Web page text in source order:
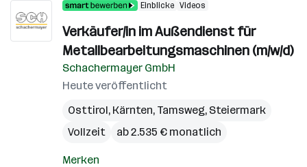
Einblicke Videos
Verkäufer/in im Außendienst für
Metallbearbeitungsmaschinen (m/w/d)
Schachermayer GmbH
Heute veröffentlicht
Osttirol, Kärnten, Tamsweg, Steiermark
Vollzeit
ab 2.535 € monatlich
Merken